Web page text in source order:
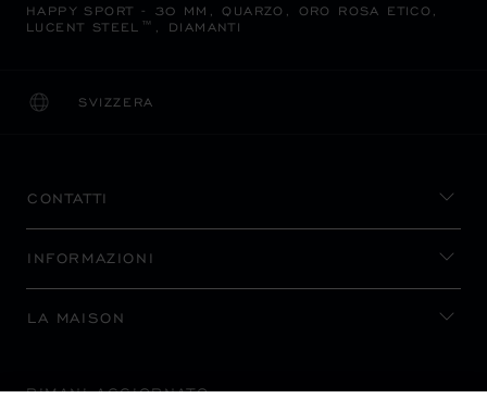
HAPPY SPORT - 30 MM, QUARZO, ORO ROSA ETICO,
LUCENT STEEL™, DIAMANTI
SVIZZERA
LOCALIZZAZIONE (CAMBIA PAESE)
CAMBIA PAESE
CONTATTI
INFORMAZIONI
LA MAISON
RIMANI AGGIORNATO